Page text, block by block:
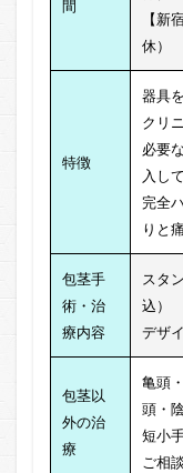
間
【新
休）
特徴
器具
クリ
必要
入し
完全
りと
包茎手
術・治
療内容
スタ
込）
デザ
包茎以
外の治
療
亀頭
頭・
短小
ご相